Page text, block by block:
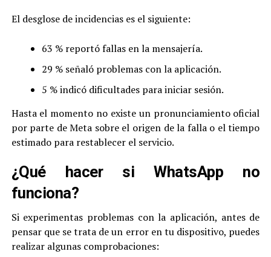
El desglose de incidencias es el siguiente:
63 % reportó fallas en la mensajería.
29 % señaló problemas con la aplicación.
5 % indicó dificultades para iniciar sesión.
Hasta el momento no existe un pronunciamiento oficial
por parte de Meta sobre el origen de la falla o el tiempo
estimado para restablecer el servicio.
¿Qué hacer si WhatsApp no
funciona?
Si experimentas problemas con la aplicación, antes de
pensar que se trata de un error en tu dispositivo, puedes
realizar algunas comprobaciones: